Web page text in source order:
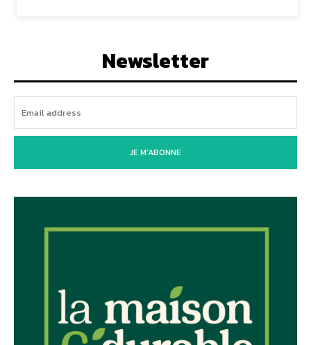
Newsletter
JE M'ABONNE